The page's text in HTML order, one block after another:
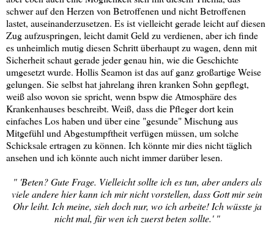
schwer auf den Herzen von Betroffenen und nicht Betroffenen
lastet, auseinanderzusetzen. Es ist vielleicht gerade leicht auf diesen
Zug aufzuspringen, leicht damit Geld zu verdienen, aber ich finde
es unheimlich mutig diesen Schritt überhaupt zu wagen, denn mit
Sicherheit schaut gerade jeder genau hin, wie die Geschichte
umgesetzt wurde. Hollis Seamon ist das auf ganz großartige Weise
gelungen. Sie selbst hat jahrelang ihren kranken Sohn gepflegt,
weiß also wovon sie spricht, wenn bspw die Atmosphäre des
Krankenhauses beschreibt. Weiß, dass die Pfleger dort kein
einfaches Los haben und über eine "gesunde" Mischung aus
Mitgefühl und Abgestumpftheit verfügen müssen, um solche
Schicksale ertragen zu können. Ich könnte mir dies nicht täglich
ansehen und ich könnte auch nicht immer darüber lesen.
" 'Beten? Gute Frage. Vielleicht sollte ich es tun, aber anders als
viele andere hier kann ich mir nicht vorstellen, dass Gott mir sein
Ohr leiht. Ich meine, sieh doch nur, wo ich arbeite! Ich wüsste ja
nicht mal, für wen ich zuerst beten sollte.' "